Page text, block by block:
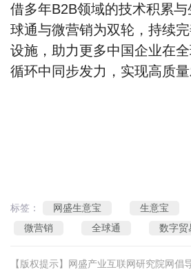
借多年B2B领域的技术积累
球通与微营销为双轮，持续
设施，助力更多中国企业在
循环中同步发力，实现高质量
标签： 网盛生意宝 生意宝
微营销
全球通 数字贸
【版权提示】网盛产业互联网研究院网倡